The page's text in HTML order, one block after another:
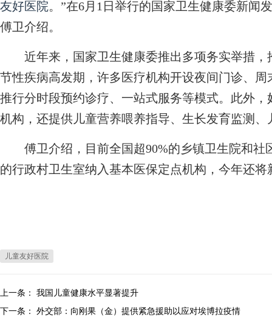
友好医院。”在6月1日举行的国家卫生健康委新闻
傅卫介绍。
近年来，国家卫生健康委推出多项务实举措，
节性疾病高发期，许多医疗机构开设夜间门诊、
推行分时段预约诊疗、一站式服务等模式。此外
机构，还提供儿童营养喂养指导、生长发育监测
傅卫介绍，目前全国超90%的乡镇卫生院和社
的行政村卫生室纳入基本医保定点机构，今年还
儿童友好医院
上一条： 我国儿童健康水平显著提升
下一条： 外交部：向刚果（金）提供紧急援助以应对埃博拉疫情